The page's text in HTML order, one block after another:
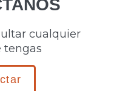
cualquier
tengas